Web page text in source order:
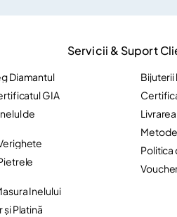
Diamantul
GIA
de
Inelului
și Platină
Servicii & Suport
Bijuterii
Politica